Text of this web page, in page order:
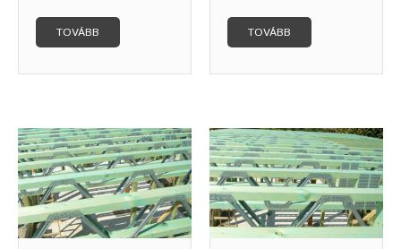
TOVÁBB TOVÁBB